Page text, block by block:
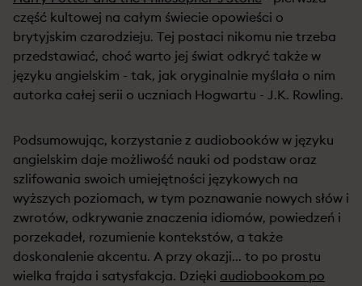
część kultowej na całym świecie opowieści o
brytyjskim czarodzieju. Tej postaci nikomu nie trzeba
przedstawiać, choć warto jej świat odkryć także w
języku angielskim - tak, jak oryginalnie myślała o nim
autorka całej serii o uczniach Hogwartu - J.K. Rowling.
Podsumowując, korzystanie z audiobooków w języku
angielskim daje możliwość nauki od podstaw oraz
szlifowania swoich umiejętności językowych na
wyższych poziomach, w tym poznawanie nowych słów i
zwrotów, odkrywanie znaczenia idiomów, powiedzeń i
porzekadeł, rozumienie kontekstów, a także
doskonalenie akcentu. A przy okazji... to po prostu
wielka frajda i satysfakcja. Dzięki audiobookom po